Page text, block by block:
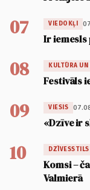
07 VIEDOKĻI
Ir iemesls
08 KULTŪRA
Festivāls
09 VIESIS
«Dzīve ir
10 DZĪVESSTILS
Komsi –
Valmierā